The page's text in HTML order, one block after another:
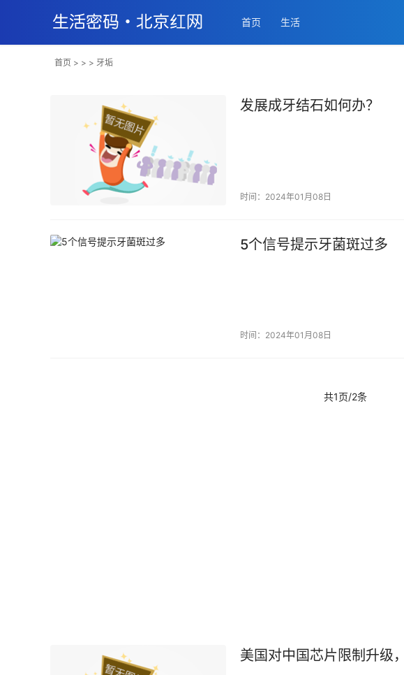
首页 生活
首页 > > > 牙垢
发展成牙结石如何办？
时间：2024年01月08日
5个信号提示牙菌斑过多
时间：2024年01月08日
共1页/2条
美国对中国芯片限制升级